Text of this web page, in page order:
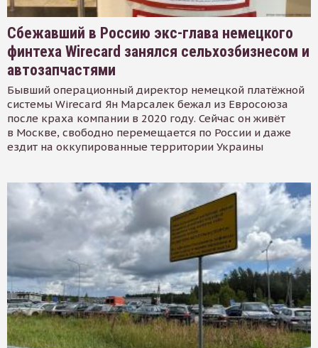
Сбежавший в Россию экс-глава немецкого
финтеха Wirecard занялся сельхозбизнесом и
автозапчастями
Бывший операционный директор немецкой платёжной
системы Wirecard Ян Марсалек бежал из Евросоюза
после краха компании в 2020 году. Сейчас он живёт
в Москве, свободно перемещается по России и даже
ездит на оккупированные территории Украины